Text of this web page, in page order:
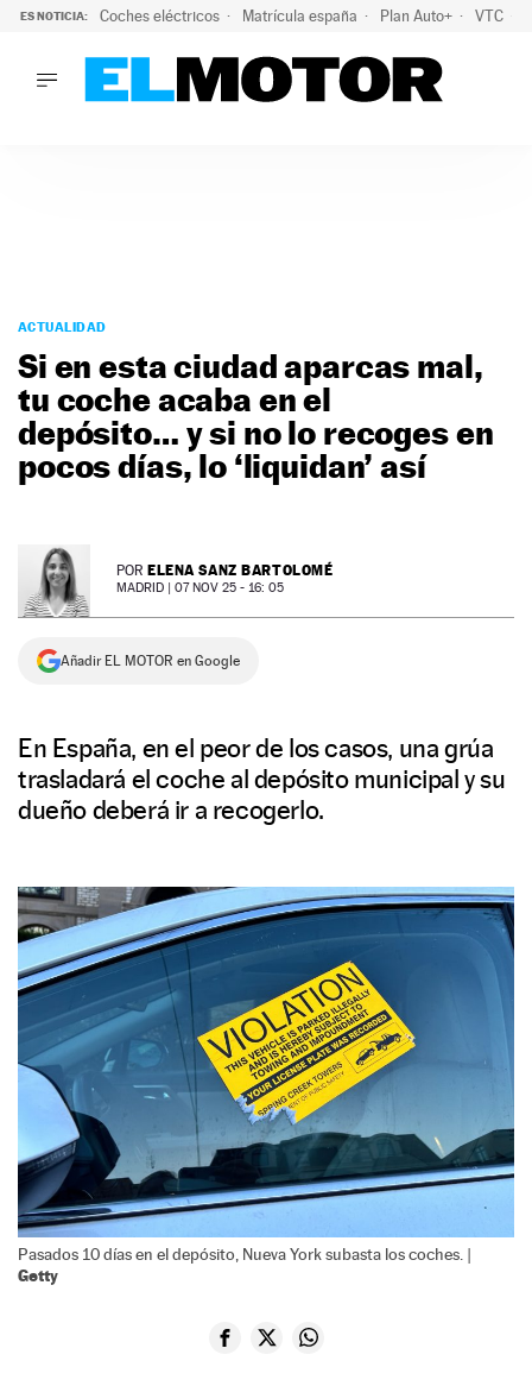
ES NOTICIA: Coches eléctricos Matrícula españa Plan Auto+ VTC
PODCAST
MOTOS
TECNOLOGÍA
SUPERCOCHES
MOTORTV
PREMIOS
NEWSLETTER
ACTUALIDAD
Si en esta ciudad aparcas mal,
tu coche acaba en el
depósito… y si no lo recoges en
pocos días, lo ‘liquidan’ así
POR ELENA SANZ BARTOLOMÉ
MADRID | 07 NOV 25 - 16: 05
Añadir EL MOTOR en Google
En España, en el peor de los casos, una grúa
trasladará el coche al depósito municipal y su
dueño deberá ir a recogerlo.
Pasados 10 días en el depósito, Nueva York subasta los coches. |
Getty